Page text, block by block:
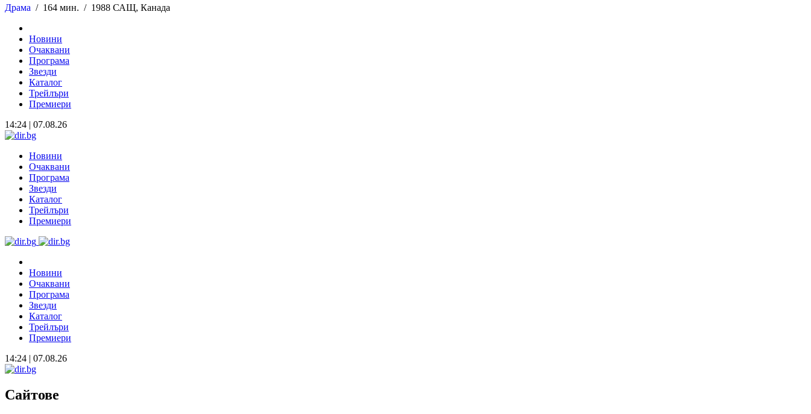
Драма / 164 мин. / 1988 САЩ, Канада
Новини
Очаквани
Програма
Звезди
Каталог
Трейлъри
Премиери
14:24 | 07.08.26
Новини
Очаквани
Програма
Звезди
Каталог
Трейлъри
Премиери
Новини
Очаквани
Програма
Звезди
Каталог
Трейлъри
Премиери
14:24 | 07.08.26
Сайтове